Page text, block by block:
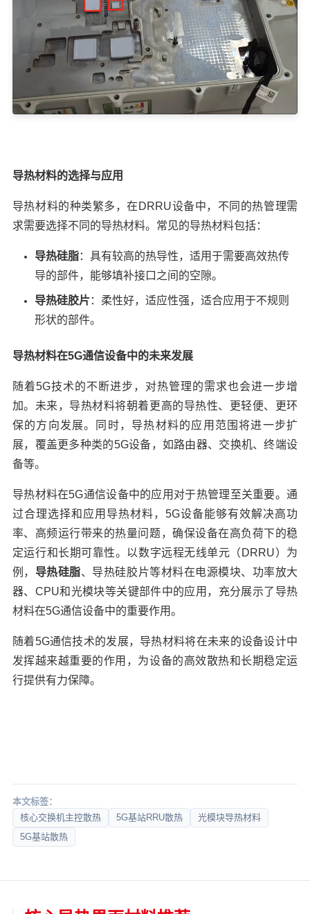
导热材料的选择与应用
导热材料的种类繁多，在DRRU设备中，不同的热管理需
求需要选择不同的导热材料。常见的导热材料包括：
导热硅脂：具有较高的热导性，适用于需要高效热传
导的部件，能够填补接口之间的空隙。
导热硅胶片 ：柔性好，适应性强，适合应用于不规则
形状的部件。
导热材料在5G通信设备中的未来发展
随着5G技术的不断进步，对热管理的需求也会进一步增
加。未来，导热材料将朝着更高的导热性、更轻便、更环
保的方向发展。同时，导热材料的应用范围将进一步扩
展，覆盖更多种类的5G设备，如路由器、交换机、终端设
备等。
导热材料在5G通信设备中的应用对于热管理至关重要。通
过合理选择和应用导热材料，5G设备能够有效解决高功
率、高频运行带来的热量问题，确保设备在高负荷下的稳
定运行和长期可靠性。以数字远程无线单元（DRRU）为
例， 导热硅脂、导热硅胶片等材料在电源模块、功率放大
器、CPU和光模块等关键部件中的应用，充分展示了导热
材料在5G通信设备中的重要作用。
随着5G通信技术的发展，导热材料将在未来的设备设计中
发挥越来越重要的作用，为设备的高效散热和长期稳定运
行提供有力保障。
本文标签：
核心交换机主控散热
5G基站RRU散热
光模块导热材料
5G基站散热